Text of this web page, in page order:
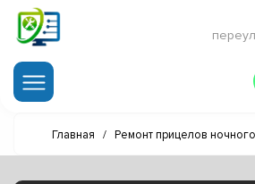
Главная / Ремонт прицелов